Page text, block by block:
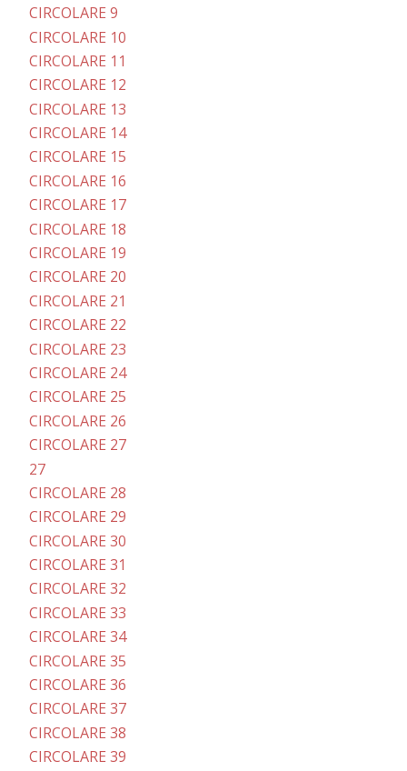
CIRCOLARE 9
CIRCOLARE 10
CIRCOLARE 11
CIRCOLARE 12
CIRCOLARE 13
CIRCOLARE 14
CIRCOLARE 15
CIRCOLARE 16
CIRCOLARE 17
CIRCOLARE 18
CIRCOLARE 19
CIRCOLARE 20
CIRCOLARE 21
CIRCOLARE 22
CIRCOLARE 23
CIRCOLARE 24
CIRCOLARE 25
CIRCOLARE 26
CIRCOLARE 27
27
CIRCOLARE 28
CIRCOLARE 29
CIRCOLARE 30
CIRCOLARE 31
CIRCOLARE 32
CIRCOLARE 33
CIRCOLARE 34
CIRCOLARE 35
CIRCOLARE 36
CIRCOLARE 37
CIRCOLARE 38
CIRCOLARE 39